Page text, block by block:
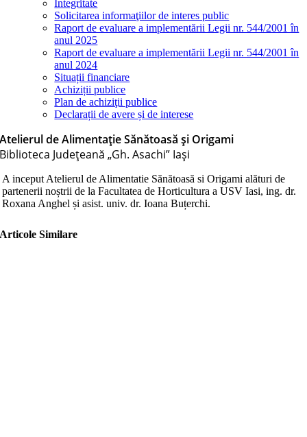
Integritate
Solicitarea informaţiilor de interes public
Raport de evaluare a implementării Legii nr. 544/2001 în
anul 2025
Raport de evaluare a implementării Legii nr. 544/2001 în
anul 2024
Situații financiare
Achiziții publice
Plan de achiziţii publice
Declarații de avere și de interese
Atelierul de Alimentaţie Sănătoasă şi Origami
Biblioteca Judeţeană „Gh. Asachi” Iaşi
A inceput Atelierul de Alimentatie Sănătoasă si Origami alături de
partenerii noștrii de la Facultatea de Horticultura a USV Iasi, ing. dr.
Roxana Anghel și asist. univ. dr. Ioana Buțerchi.
Articole Similare